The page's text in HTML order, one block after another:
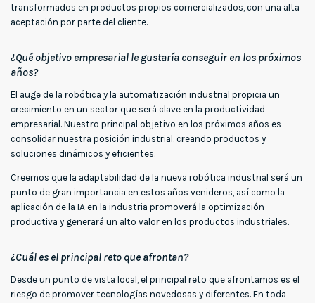
transformados en productos propios comercializados, con una alta
aceptación por parte del cliente.
¿Qué objetivo empresarial le gustaría conseguir en los próximos
años?
El auge de la robótica y la automatización industrial propicia un
crecimiento en un sector que será clave en la productividad
empresarial. Nuestro principal objetivo en los próximos años es
consolidar nuestra posición industrial, creando productos y
soluciones dinámicos y eficientes.
Creemos que la adaptabilidad de la nueva robótica industrial será un
punto de gran importancia en estos años venideros, así como la
aplicación de la IA en la industria promoverá la optimización
productiva y generará un alto valor en los productos industriales.
¿Cuál es el principal reto que afrontan?
Desde un punto de vista local, el principal reto que afrontamos es el
riesgo de promover tecnologías novedosas y diferentes. En toda